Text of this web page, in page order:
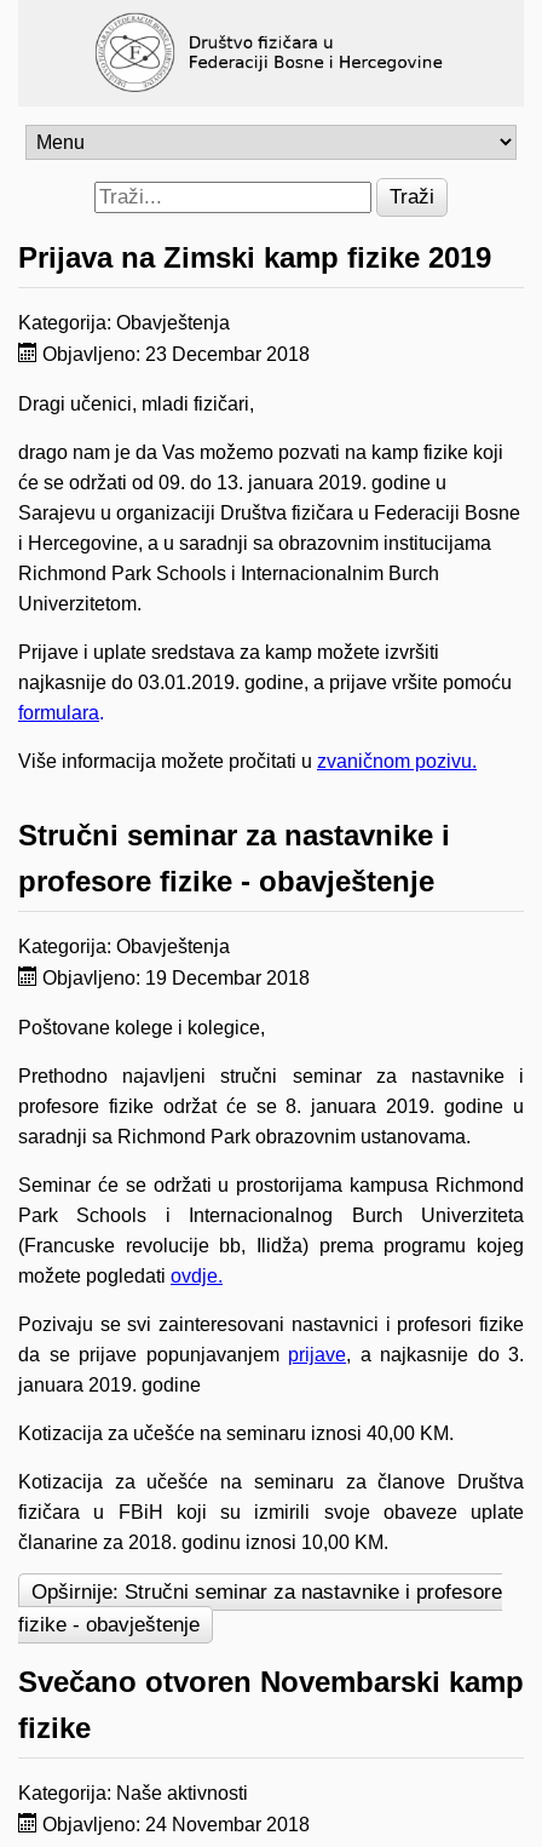
Traži
Prijava na Zimski kamp fizike 2019
Kategorija: Obavještenja
Objavljeno: 23 Decembar 2018
Dragi učenici, mladi fizičari,
drago nam je da Vas možemo pozvati na kamp fizike koji
će se održati od 09. do 13. januara 2019. godine u
Sarajevu u organizaciji Društva fizičara u Federaciji Bosne
i Hercegovine, a u saradnji sa obrazovnim institucijama
Richmond Park Schools i Internacionalnim Burch
Univerzitetom.
Prijave i uplate sredstava za kamp možete izvršiti
najkasnije do 03.01.2019. godine, a prijave vršite pomoću
formulara.
Više informacija možete pročitati u zvaničnom pozivu.
Stručni seminar za nastavnike i
profesore fizike - obavještenje
Kategorija: Obavještenja
Objavljeno: 19 Decembar 2018
Poštovane kolege i kolegice,
Prethodno najavljeni stručni seminar za nastavnike i
profesore fizike održat će se 8. januara 2019. godine u
saradnji sa Richmond Park obrazovnim ustanovama.
Seminar će se održati u prostorijama kampusa Richmond
Park Schools i Internacionalnog Burch Univerziteta
(Francuske revolucije bb, Ilidža) prema programu kojeg
možete pogledati ovdje.
Pozivaju se svi zainteresovani nastavnici i profesori fizike
da se prijave popunjavanjem prijave, a najkasnije do 3.
januara 2019. godine
Kotizacija za učešće na seminaru iznosi 40,00 KM.
Kotizacija za učešće na seminaru za članove Društva
fizičara u FBiH koji su izmirili svoje obaveze uplate
članarine za 2018. godinu iznosi 10,00 KM.
Opširnije: Stručni seminar za nastavnike i profesore
fizike - obavještenje
Svečano otvoren Novembarski kamp
fizike
Kategorija: Naše aktivnosti
Objavljeno: 24 Novembar 2018